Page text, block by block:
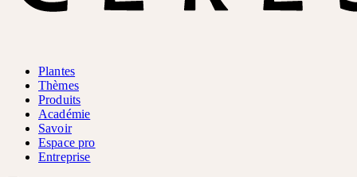
Plantes
Thèmes
Produits
Académie
Savoir
Espace pro
Entreprise